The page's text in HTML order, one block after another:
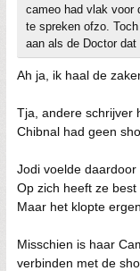
cameo had vlak voor
te spreken ofzo.
aan als de Doctor
Ah ja, ik haal de
Tja, andere schrijver
Chibnal had geen
Jodi voelde daardoor
Op zich heeft ze best
Maar het klopte
Misschien is haar
verbinden met de